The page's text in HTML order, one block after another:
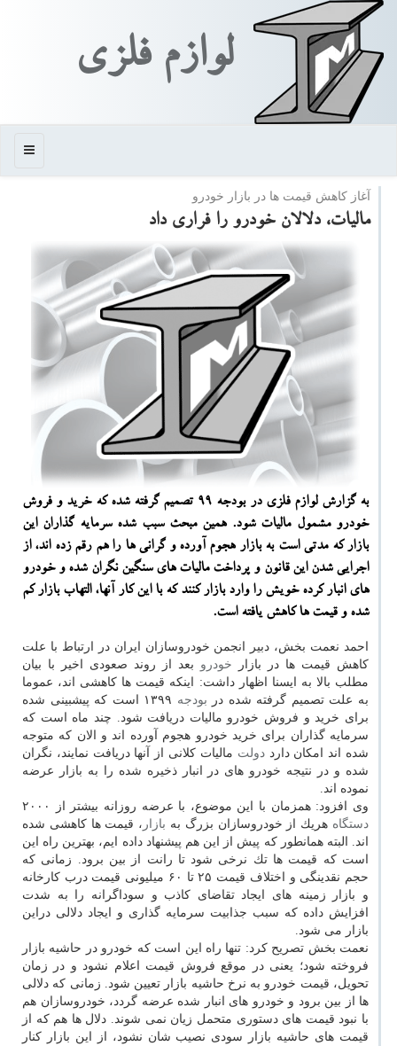
لوازم فلزی
منو
آغاز كاهش قیمت ها در بازار خودرو
مالیات، دلالان خودرو را فراری داد
به گزارش لوازم فلزی در بودجه ۹۹ تصمیم گرفته شده كه خرید و فروش
خودرو مشمول مالیات شود. همین مبحث سبب شده سرمایه گذاران این
بازار كه مدتی است به بازار هجوم آورده و گرانی ها را هم رقم زده اند، از
اجرایی شدن این قانون و پرداخت مالیات های سنگین نگران شده و خودرو
های انبار كرده خویش را وارد بازار كنند كه با این كار آنها، التهاب بازار كم
شده و قیمت ها كاهش یافته است.
احمد نعمت بخش، دبیر انجمن خودروسازان ایران در ارتباط با علت
كاهش قیمت ها در بازار خودرو بعد از روند صعودی اخیر با بیان
مطلب بالا به ایسنا اظهار داشت: اینكه قیمت ها كاهشی اند، عموما
به علت تصمیم گرفته شده در بودجه
۱۳۹۹ است كه پیشبینی شده
برای خرید و فروش خودرو مالیات دریافت شود. چند ماه است كه
سرمایه گذاران برای خرید خودرو هجوم آورده اند و الان كه متوجه
شده اند امكان دارددولت مالیات كلانی از آنها دریافت نمایند، نگران
شده و در نتیجه خودرو های در انبار ذخیره شده را به بازار عرضه
نموده اند.
وی افزود: همزمان با این موضوع، با عرضه روزانه بیشتر از ۲۰۰۰
دستگاه هریك از خودروسازان بزرگ به بازار ، قیمت ها كاهشی شده
اند. البته همانطور كه پیش از این هم پیشنهاد داده ایم، بهترین راه این
است كه قیمت ها تك نرخی شود تا رانت از بین برود. زمانی كه
حجم نقدینگی و اختلاف قیمت ۲۵ تا ۶۰ میلیونی قیمت درب كارخانه
و بازار زمینه های ایجاد تقاضای كاذب و سوداگرانه را به شدت
افزایش داده كه سبب جذابیت سرمایه گذاری و ایجاد دلالی دراین
بازار می شود.
نعمت بخش تصریح كرد: تنها راه این است كه خودرو در حاشیه بازار
فروخته شود؛ یعنی در موقع فروش قیمت اعلام نشود و در زمان
تحویل، قیمت خودرو به نرخ حاشیه بازار تعیین شود. زمانی كه دلالی
ها از بین برود و خودرو های انبار شده عرضه گردد، خودروسازان هم
با نبود قیمت های دستوری متحمل زیان نمی شوند. دلال ها هم كه از
قیمت های حاشیه بازار سودی نصیب شان نشود، از این بازار كنار